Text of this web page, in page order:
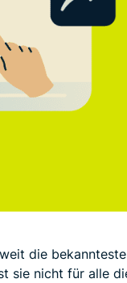
die
sie nicht für alle